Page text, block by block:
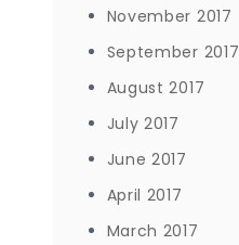
November 2017
September 2017
August 2017
July 2017
June 2017
April 2017
March 2017